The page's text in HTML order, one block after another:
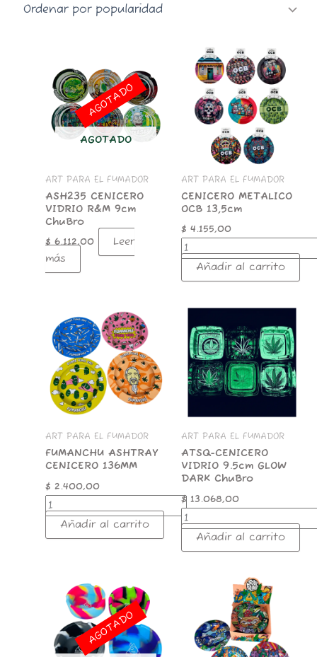
AGOTADO
ART PARA EL FUMADOR
ASH235 CENICERO
VIDRIO R&M 9cm
ChuBro
$6.112,00
Leer
más
AGOTADO
ART PARA EL FUMADOR
CENICERO METALICO
OCB 13,5cm
$ 4.155,00
CENICERO
METALICO
OCB
13,5cm
cantidad
Añadir al carrito
ART PARA EL FUMADOR
FUMANCHU ASHTRAY
CENICERO 136MM
$ 2.400,00
ASHTRAY
CENICERO
136MM
cantidad
Añadir al carrito
ART PARA EL FUMADOR
ATSQ-CENICERO
VIDRIO 9.5cm GLOW
DARK ChuBro
$13.068,00
ATSQ-
VIDRIO
9.5cm
GLOW
DARK
ChuBro
Añadir al carrito
AGOTADO
SOULBLIME
cantidad